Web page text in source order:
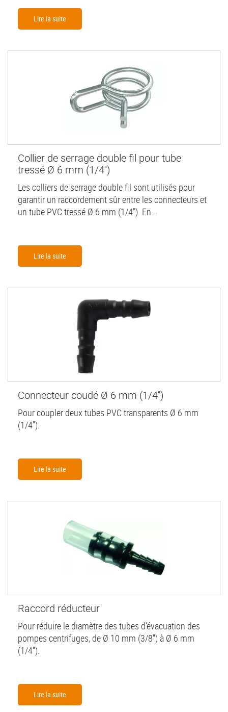
Lire la suite
Collier de serrage double fil pour tube
tressé Ø 6 mm (1/4'')
Les colliers de serrage double fil sont utilisés pour
garantir un raccordement sûr entre les connecteurs et
un tube PVC tressé Ø 6 mm (1/4"). En...
Lire la suite
Connecteur coudé Ø 6 mm (1/4'')
Pour coupler deux tubes PVC transparents Ø 6 mm
(1/4'').
Lire la suite
Raccord réducteur
Pour réduire le diamètre des tubes d’évacuation des
pompes centrifuges, de Ø 10 mm (3/8'') à Ø 6 mm
(1/4'').
Lire la suite